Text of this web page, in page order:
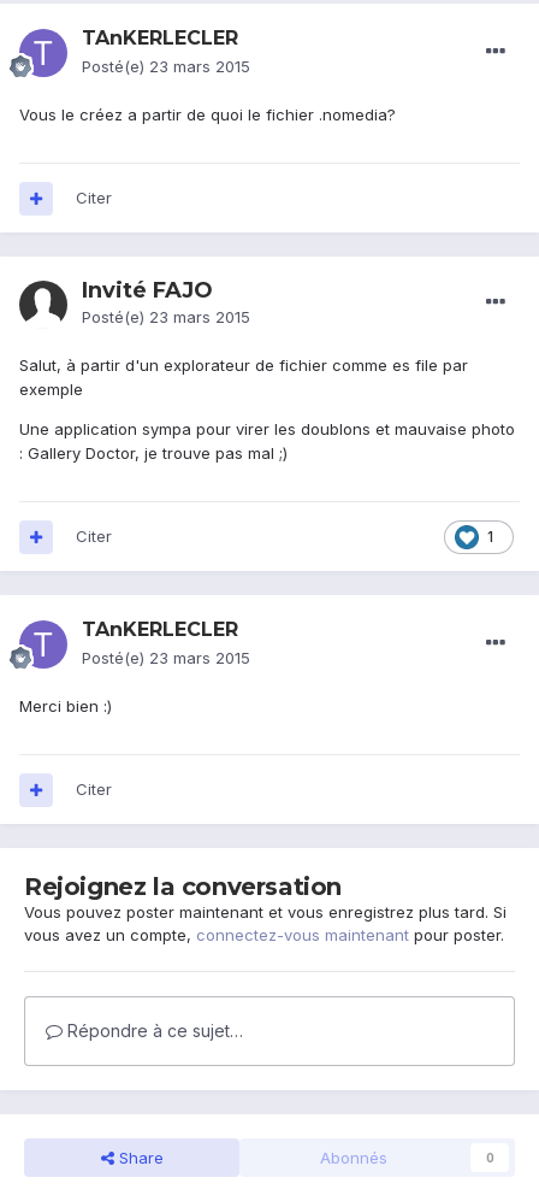
TAnKERLECLER
Posté(e) 23 mars 2015
Vous le créez a partir de quoi le fichier .nomedia?
Citer
Invité FAJO
Posté(e) 23 mars 2015
Salut, à partir d'un explorateur de fichier comme es file par
exemple
Une application sympa pour virer les doublons et mauvaise photo
: Gallery Doctor, je trouve pas mal ;)
1
Citer
TAnKERLECLER
Posté(e) 23 mars 2015
Merci bien :)
Citer
Rejoignez la conversation
Vous pouvez poster maintenant et vous enregistrez plus tard. Si
vous avez un compte, connectez-vous maintenant pour poster.
Répondre à ce sujet…
Share Abonnés 0